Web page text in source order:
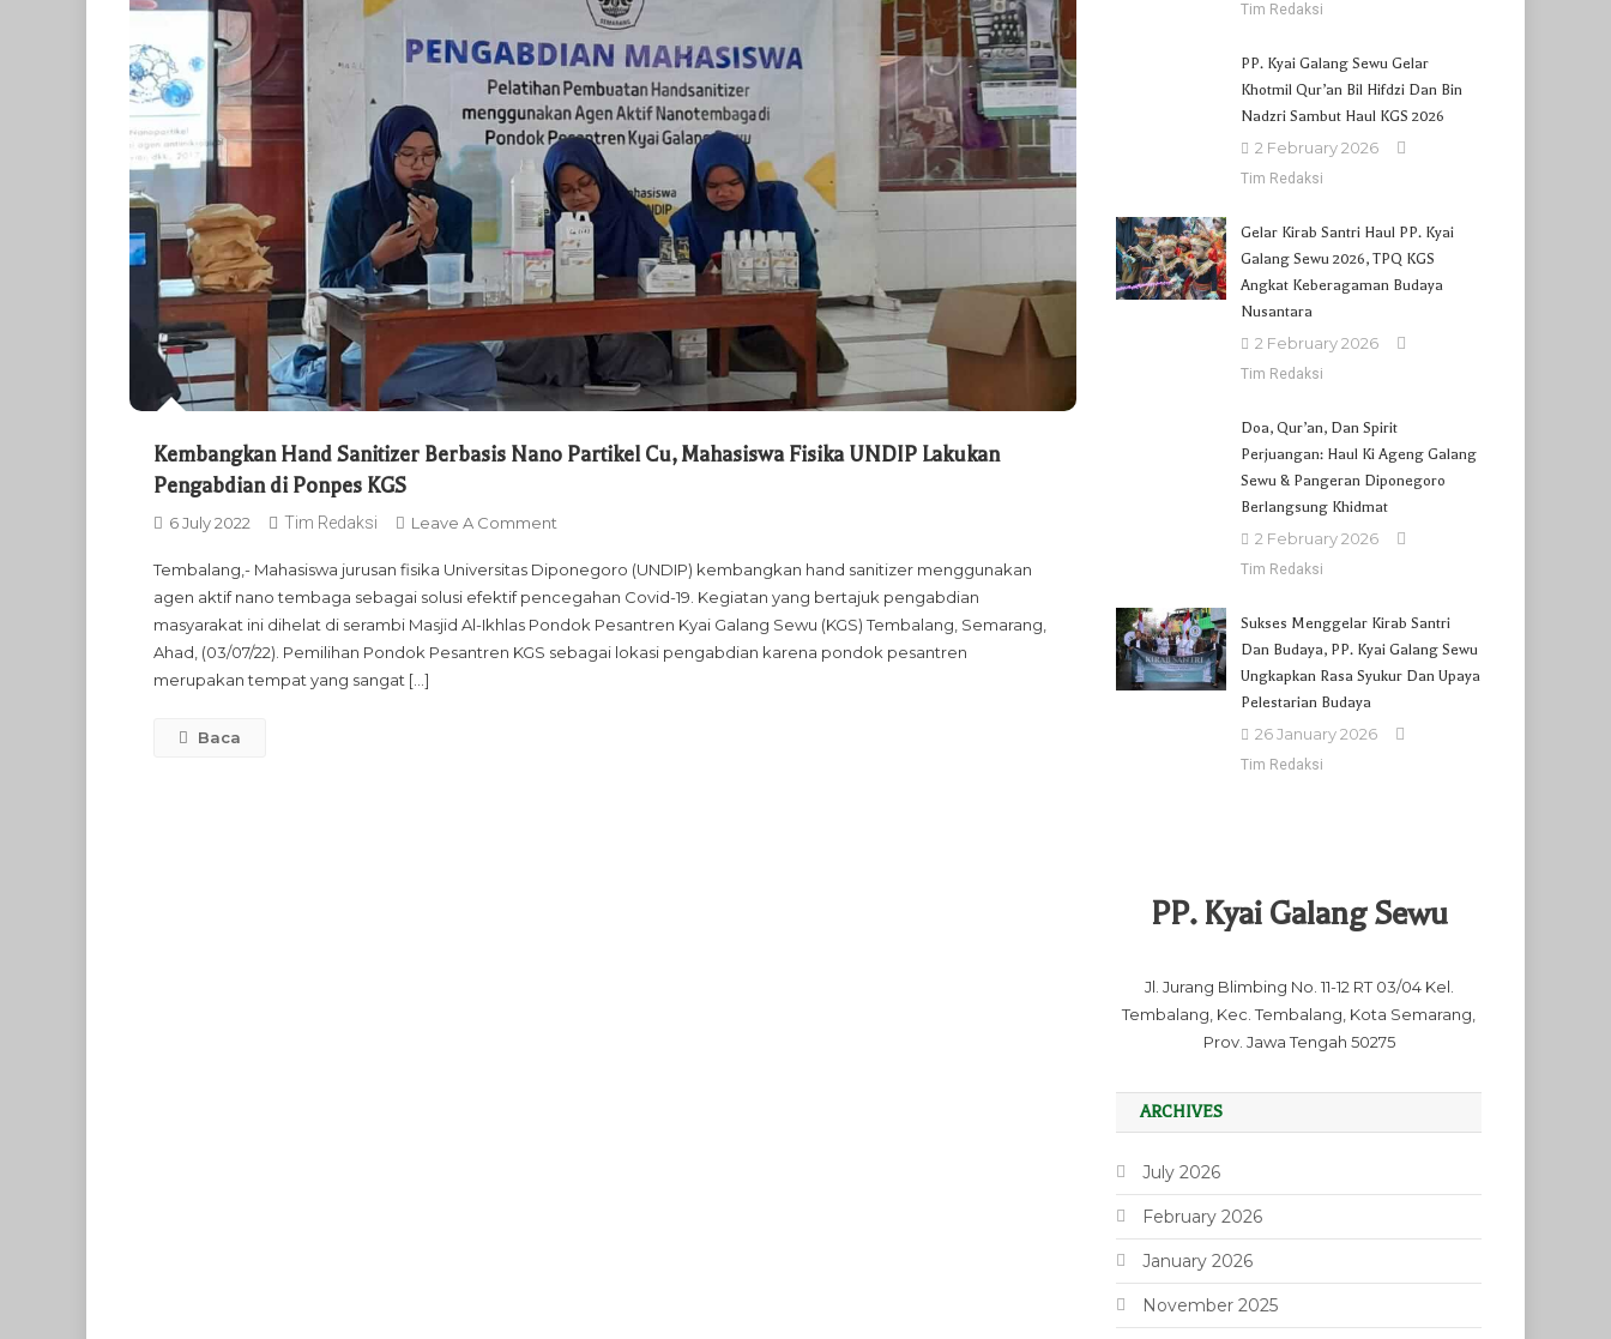
Kembangkan Hand Sanitizer Berbasis Nano Partikel Cu, Mahasiswa Fisika UNDIP Lakukan
Pengabdian di Ponpes KGS
6 July 2022 Tim Redaksi Leave A Comment
Hand
Sanitizer
Berbasis
Nano
Tembalang,- Mahasiswa jurusan fisika Universitas Diponegoro (UNDIP) kembangkan hand sanitizer menggunakan
agen aktif nano tembaga sebagai solusi efektif pencegahan Covid-19. Kegiatan yang bertajuk pengabdian
masyarakat ini dihelat di serambi Masjid Al-Ikhlas Pondok Pesantren Kyai Galang Sewu (KGS) Tembalang, Semarang,
Ahad, (03/07/22). Pemilihan Pondok Pesantren KGS sebagai lokasi pengabdian karena pondok pesantren
merupakan tempat yang sangat […]
Baca
Tim Redaksi
PP. Kyai Galang Sewu Gelar
Khotmil Qur’an Bil Hifdzi Dan Bin
Nadzri Sambut Haul KGS 2026
2 February 2026
Tim Redaksi
Gelar Kirab Santri Haul PP. Kyai
Galang Sewu 2026, TPQ KGS
Angkat Keberagaman Budaya
Nusantara
2 February 2026
Tim Redaksi
Doa, Qur’an, Dan Spirit
Perjuangan: Haul Ki Ageng Galang
Sewu & Pangeran Diponegoro
Berlangsung Khidmat
2 February 2026
Tim Redaksi
Sukses Menggelar Kirab Santri
Dan Budaya, PP. Kyai Galang Sewu
Ungkapkan Rasa Syukur Dan Upaya
Pelestarian Budaya
26 January 2026
Tim Redaksi
PP. Kyai Galang Sewu
Jl. Jurang Blimbing No. 11-12 RT 03/04 Kel.
Tembalang, Kec. Tembalang, Kota Semarang,
Prov. Jawa Tengah 50275
ARCHIVES
July 2026
February 2026
January 2026
November 2025